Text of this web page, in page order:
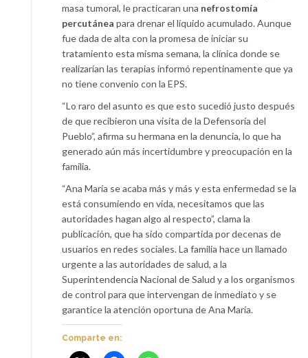
masa tumoral, le practicaran una nefrostomía
percutánea para drenar el líquido acumulado. Aunque
fue dada de alta con la promesa de iniciar su
tratamiento esta misma semana, la clínica donde se
realizarían las terapias informó repentinamente que ya
no tiene convenio con la EPS.
“Lo raro del asunto es que esto sucedió justo después
de que recibieron una visita de la Defensoría del
Pueblo”, afirma su hermana en la denuncia, lo que ha
generado aún más incertidumbre y preocupación en la
familia.
“Ana María se acaba más y más y esta enfermedad se la
está consumiendo en vida, necesitamos que las
autoridades hagan algo al respecto”, clama la
publicación, que ha sido compartida por decenas de
usuarios en redes sociales. La familia hace un llamado
urgente a las autoridades de salud, a la
Superintendencia Nacional de Salud y a los organismos
de control para que intervengan de inmediato y se
garantice la atención oportuna de Ana María.
Comparte en: